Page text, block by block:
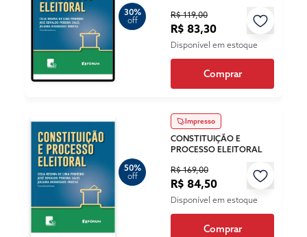
30%
off
R$ 119,00
R$ 83,30
Disponível em estoque
Comprar
50%
off
Impresso
CONSTITUIÇÃO E
PROCESSO ELEITORAL
R$ 169,00
R$ 84,50
Disponível em estoque
Comprar